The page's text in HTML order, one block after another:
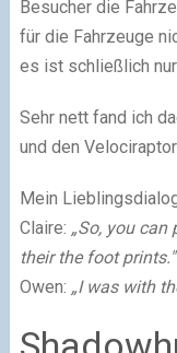
Besucher die
für die Fahrzeuge
es ist schließlich
Sehr nett fand ich
und den
Mein
Claire: „So, you can
their the foot prints."
Owen: „I was with